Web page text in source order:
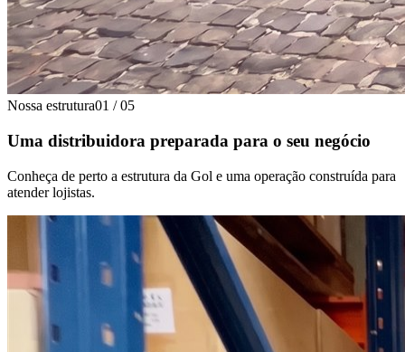
Nossa estrutura01 / 05
Uma distribuidora preparada para o seu negócio
Conheça de perto a estrutura da Gol e uma operação construída para
atender lojistas.